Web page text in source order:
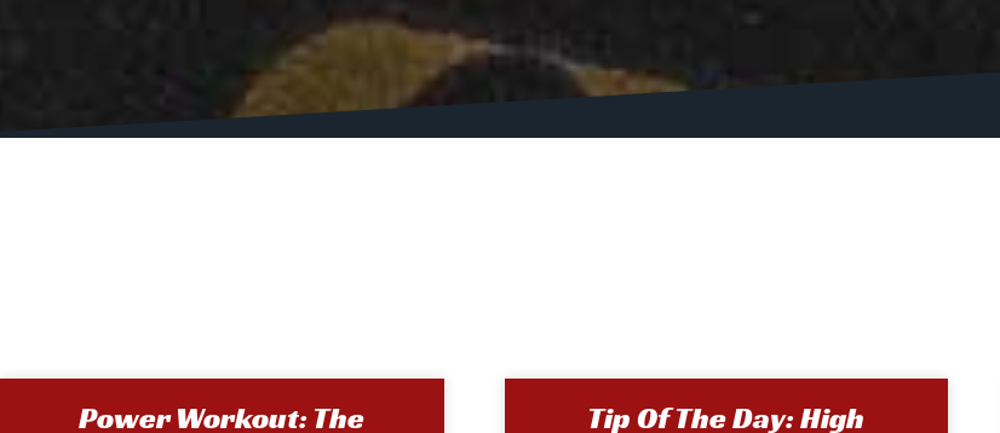
Power Workout: The
Tip Of The Day: High